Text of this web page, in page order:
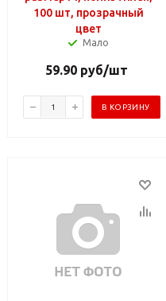
100 шт, прозрачный
цвет
Мало
59.90 руб/шт
В КОРЗИНУ